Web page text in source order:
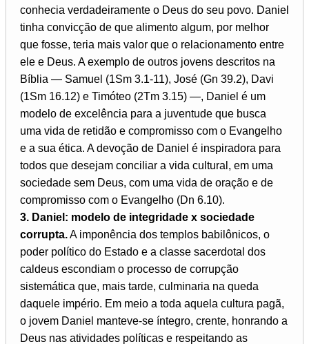
conhecia verdadeiramente o Deus do seu povo. Daniel
tinha convicção de que alimento algum, por melhor
que fosse, teria mais valor que o relacionamento entre
ele e Deus. A exemplo de outros jovens descritos na
Bíblia — Samuel (1Sm 3.1-11), José (Gn 39.2), Davi
(1Sm 16.12) e Timóteo (2Tm 3.15) —, Daniel é um
modelo de excelência para a juventude que busca
uma vida de retidão e compromisso com o Evangelho
e a sua ética. A devoção de Daniel é inspiradora para
todos que desejam conciliar a vida cultural, em uma
sociedade sem Deus, com uma vida de oração e de
compromisso com o Evangelho (Dn 6.10).
3. Daniel: modelo de integridade x sociedade
corrupta.A imponência dos templos babilônicos, o
poder político do Estado e a classe sacerdotal dos
caldeus escondiam o processo de corrupção
sistemática que, mais tarde, culminaria na queda
daquele império. Em meio a toda aquela cultura pagã,
o jovem Daniel manteve-se íntegro, crente, honrando a
Deus nas atividades políticas e respeitando as